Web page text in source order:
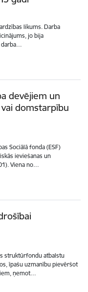
likums. Darba
jo bija
darba…
devējiem un
domstarpību
Sociālā fonda (ESF)
ieviešanas un
Viena no…
struktūrfondu atbalstu
īpašu uzmanību pievēršot
ņemot…